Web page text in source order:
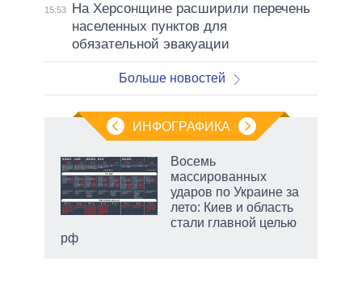
15:53
На Херсонщине расширили перечень
населенных пунктов для
обязательной эвакуации
Больше новостей
ИНФОГРАФИКА
Восемь
массированных
ударов по Украине за
лето: Киев и область
стали главной целью
рф